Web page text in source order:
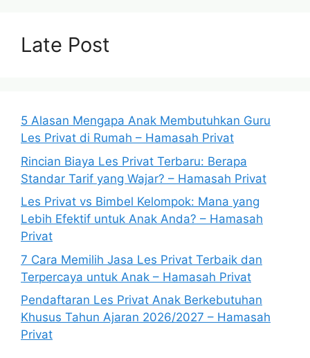
Late Post
5 Alasan Mengapa Anak Membutuhkan Guru
Les Privat di Rumah – Hamasah Privat
Rincian Biaya Les Privat Terbaru: Berapa
Standar Tarif yang Wajar? – Hamasah Privat
Les Privat vs Bimbel Kelompok: Mana yang
Lebih Efektif untuk Anak Anda? – Hamasah
Privat
7 Cara Memilih Jasa Les Privat Terbaik dan
Terpercaya untuk Anak – Hamasah Privat
Pendaftaran Les Privat Anak Berkebutuhan
Khusus Tahun Ajaran 2026/2027 – Hamasah
Privat